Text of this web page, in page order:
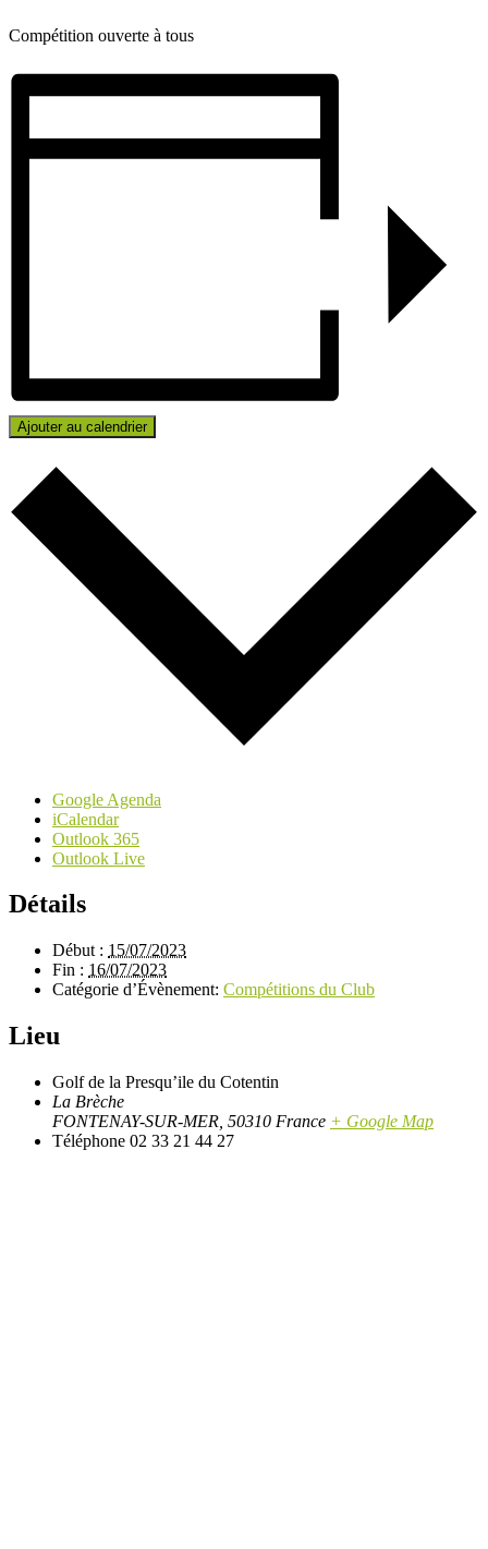
Compétition ouverte à tous
Ajouter au calendrier
Google Agenda
iCalendar
Outlook 365
Outlook Live
Détails
Début : 15/07/2023
Fin : 16/07/2023
Catégorie d’Évènement: Compétitions du Club
Lieu
Golf de la Presqu’ile du Cotentin
La Brèche
FONTENAY-SUR-MER 50310 France + Google Map
Téléphone 02 33 21 44 27